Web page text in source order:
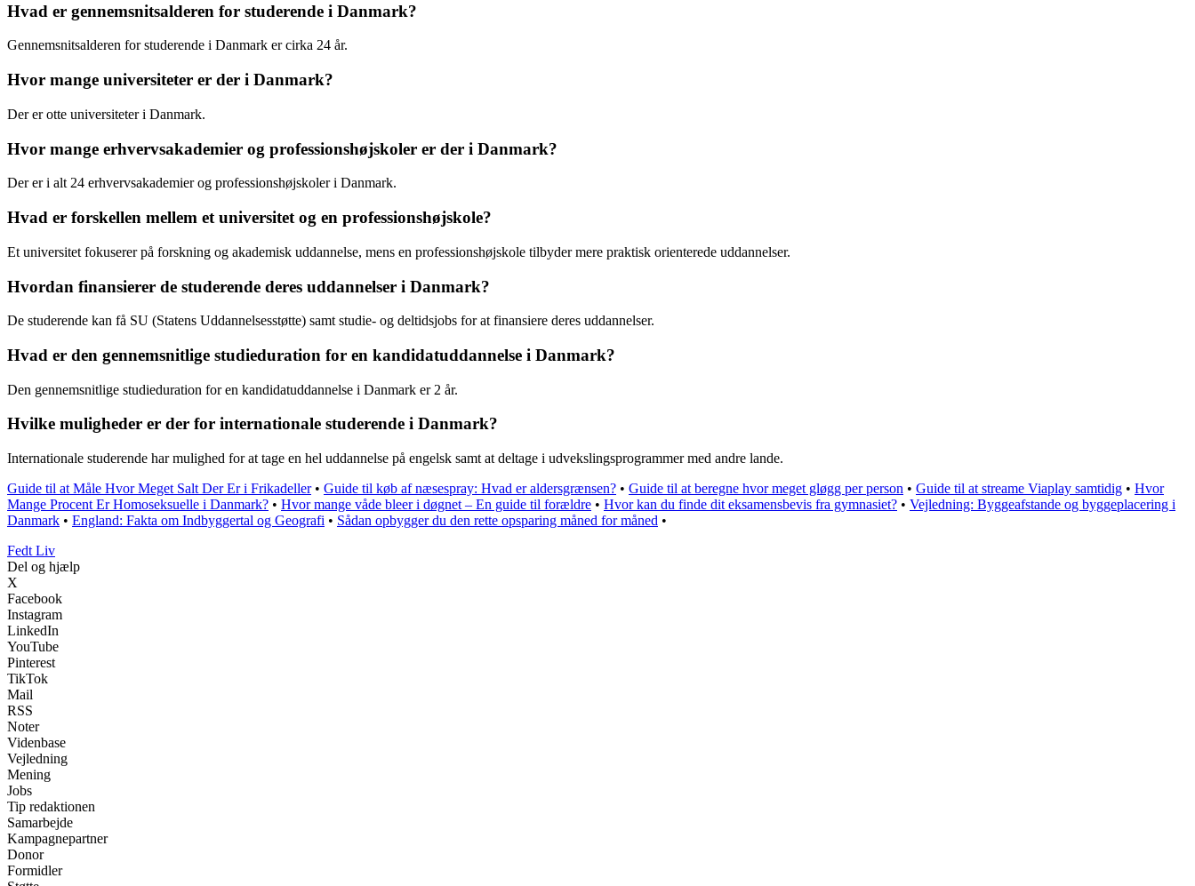
Hvad er gennemsnitsalderen for studerende i Danmark?
Gennemsnitsalderen for studerende i Danmark er cirka 24 år.
Hvor mange universiteter er der i Danmark?
Der er otte universiteter i Danmark.
Hvor mange erhvervsakademier og professionshøjskoler er der i Danmark?
Der er i alt 24 erhvervsakademier og professionshøjskoler i Danmark.
Hvad er forskellen mellem et universitet og en professionshøjskole?
Et universitet fokuserer på forskning og akademisk uddannelse, mens en professionshøjskole tilbyder mere praktisk orienterede uddannelser.
Hvordan finansierer de studerende deres uddannelser i Danmark?
De studerende kan få SU (Statens Uddannelsesstøtte) samt studie- og deltidsjobs for at finansiere deres uddannelser.
Hvad er den gennemsnitlige studieduration for en kandidatuddannelse i Danmark?
Den gennemsnitlige studieduration for en kandidatuddannelse i Danmark er 2 år.
Hvilke muligheder er der for internationale studerende i Danmark?
Internationale studerende har mulighed for at tage en hel uddannelse på engelsk samt at deltage i udvekslingsprogrammer med andre lande.
Guide til at Måle Hvor Meget Salt Der Er i Frikadeller• Guide til køb af næsespray: Hvad er aldersgrænsen? • Guide til at beregne hvor meget gløgg per person • Guide til at streame Viaplay samtidig • Hvor
Mange Procent Er Homoseksuelle i Danmark? • Hvor mange våde bleer i døgnet – En guide til forældre • Hvor kan du finde dit eksamensbevis fra gymnasiet? • Vejledning: Byggeafstande og byggeplacering i
Danmark • England: Fakta om Indbyggertal og Geografi • Sådan opbygger du den rette opsparing måned for måned •
Fedt Liv
Del og hjælp
X
Facebook
Instagram
LinkedIn
YouTube
Pinterest
TikTok
Mail
RSS
Noter
Videnbase
Vejledning
Mening
Jobs
Tip redaktionen
Samarbejde
Kampagnepartner
Donor
Formidler